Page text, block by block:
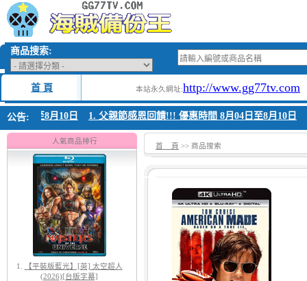
商品搜索:
首 頁 本站永久網址:http://www.gg77tv.com
公告:
04日至8月10日 1. 父親節感恩回饋!!! 優惠時間 8月04日至8月10日
人氣商品排行
【平裝版藍光】[英] 太空超人
(2026)[台版字幕]
首 頁 >> 商品搜索